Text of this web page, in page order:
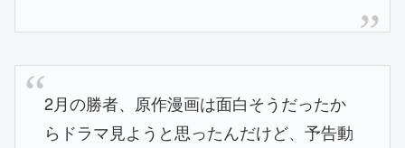
2月の勝者、原作漫画は面白そうだったか
らドラマ見ようと思ったんだけど、予告動